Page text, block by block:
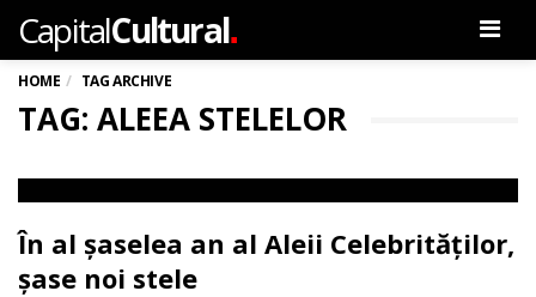
CapitalCultural.
HOME TAG ARCHIVE
TAG: ALEEA STELELOR
În al șaselea an al Aleii Celebrităților,
șase noi stele